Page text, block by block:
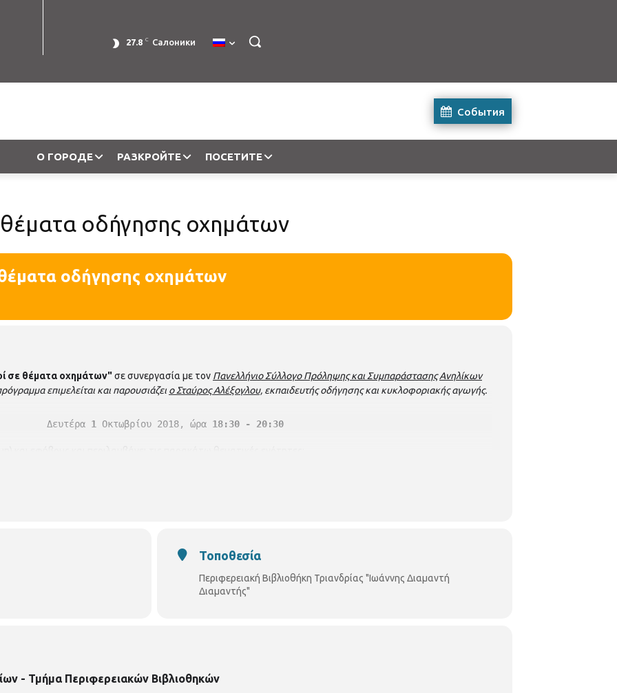
27.8 C Салоники
События
О ГОРОДЕ РАЗКРОЙТЕ ПОСЕТИТЕ
οδήγησης οχημάτων
οδήγησης οχημάτων
σε θέματα οχημάτων"σε συνεργασία με τον Πανελλήνιο Σύλλογο Πρόληψης και Συμπαράστασης Ανηλίκων
επιμελείται και παρουσιάζει ο Σταύρος Αλέξογλου, εκπαιδευτής οδήγησης και κυκλοφοριακής αγωγής.
Δευτέρα 1 Οκτωβρίου 2018, ώρα 18:30 - 20:30
2310921660. Ωράριο λειτουργίας Βιβλιοθήκης : Δευτέρα - Τρίτη : 2.00 μ.μ. - 8.30 μ.μ., Τετάρτη - Πέμπτη -
Τοποθεσία
Περιφερειακή Βιβλιοθήκη Τριανδρίας "Ιωάννης Διαμαντή
Διαμαντής"
- Τμήμα Περιφερειακών Βιβλιοθηκών